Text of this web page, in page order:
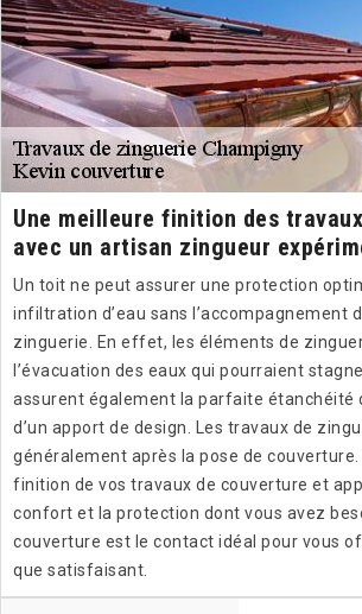
Une meilleure finition des
avec un artisan zingueur
Un toit ne peut assurer une protection
infiltration d’eau sans l’accompagnement
zinguerie. En effet, les éléments de
l’évacuation des eaux qui pourraient
assurent également la parfaite étanchéité
d’un apport de design. Les travaux de
généralement après la pose de
finition de vos travaux de couverture et
confort et la protection dont vous avez
couverture est le contact idéal pour vous
que satisfaisant.